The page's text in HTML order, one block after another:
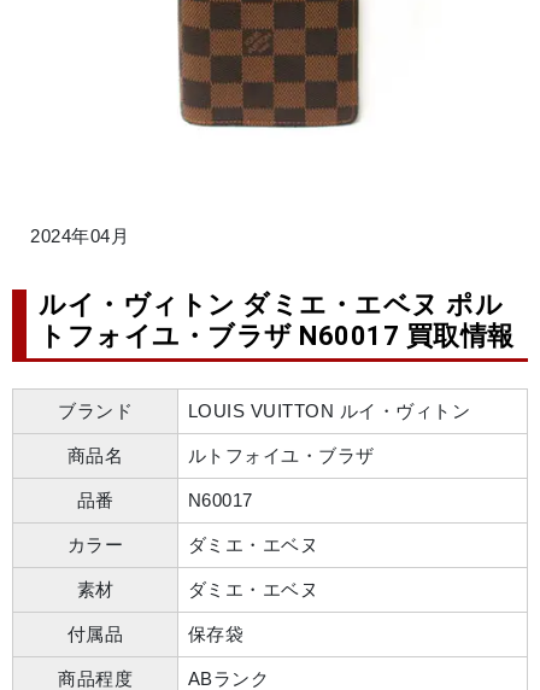
2024年04月
ルイ・ヴィトン ダミエ・エベヌ ポル
トフォイユ・ブラザ N60017 買取情報
ブランド LOUIS VUITTON ルイ・ヴィトン
商品名 ルトフォイユ・ブラザ
品番 N60017
カラー ダミエ・エベヌ
素材 ダミエ・エベヌ
付属品 保存袋
商品程度 ABランク